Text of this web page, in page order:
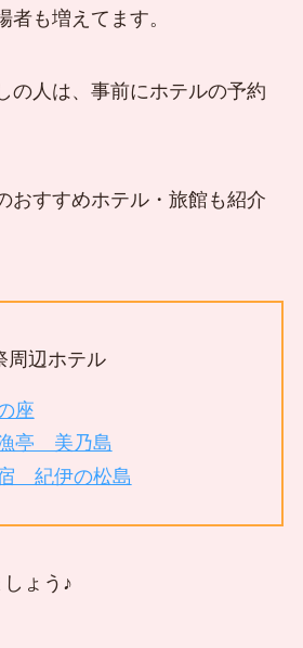
者も増えてます。
の人は、事前にホテルの予約
おすすめホテル・旅館も紹介
周辺ホテル
座
亭 美乃島
紀伊の松島
ょう♪